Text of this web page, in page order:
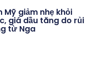
Mỹ giảm nhẹ khỏi
giá dầu tăng do rủi
từ Nga